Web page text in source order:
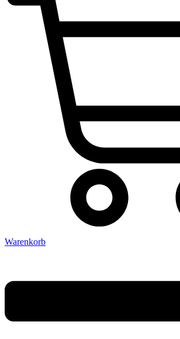
Warenkorb